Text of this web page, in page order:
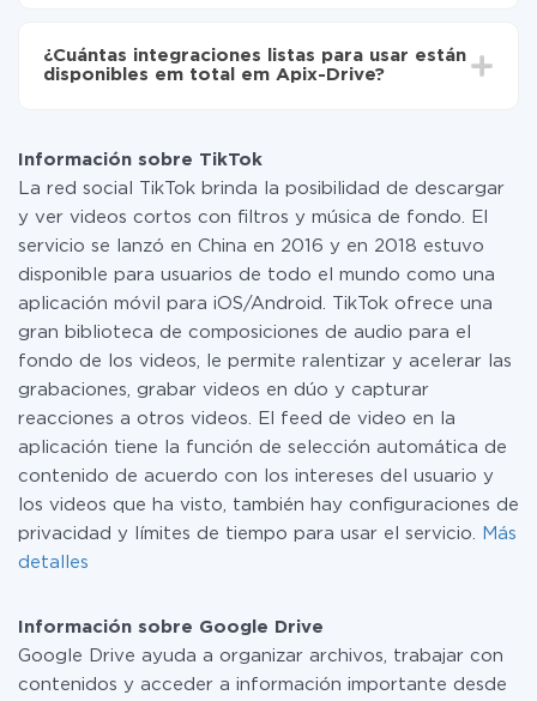
tarifas. Usted solo paga por la cantidad de datos que
realmente se transfieren de uno de sus sistemas a otro
manera segura un plan de tarifa gratuita o cambiar a
uno de pago, si es necesario. Más detalles sobre
tarifas.
¿Cuántas integraciones listas para usar están
disponibles em total em Apix-Drive?
Información sobre TikTok
La red social TikTok brinda la posibilidad de descargar
y ver videos cortos con filtros y música de fondo. El
servicio se lanzó en China en 2016 y en 2018 estuvo
disponible para usuarios de todo el mundo como una
aplicación móvil para iOS/Android. TikTok ofrece una
gran biblioteca de composiciones de audio para el
fondo de los videos, le permite ralentizar y acelerar las
grabaciones, grabar videos en dúo y capturar
reacciones a otros videos. El feed de video en la
aplicación tiene la función de selección automática de
contenido de acuerdo con los intereses del usuario y
los videos que ha visto, también hay configuraciones de
privacidad y límites de tiempo para usar el servicio.
Más
detalles
Información sobre Google Drive
Google Drive ayuda a organizar archivos, trabajar con
contenidos y acceder a información importante desde